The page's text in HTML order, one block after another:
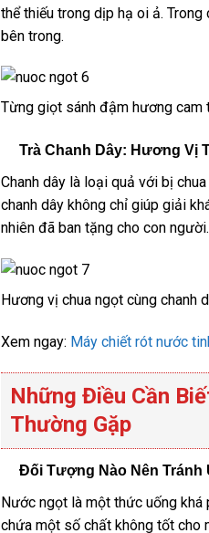
thể thiếu trong dịp hạ oi ả.
bên trong.
Từng giọt sánh đậm hương
Trà Chanh Dây: Hương Vị
Chanh dây là loại quả với bị
chanh dây không chỉ giúp giải
nhiên đã ban tặng cho con người.
Hương vị chua ngọt cùng chanh
Xem ngay: Máy chiết rót nước
Những Điều Cần
Thường Gặp
Đối Tượng Nào Nên Tránh
Nước ngọt là một thức uống khá
chứa một số chất không tốt cho